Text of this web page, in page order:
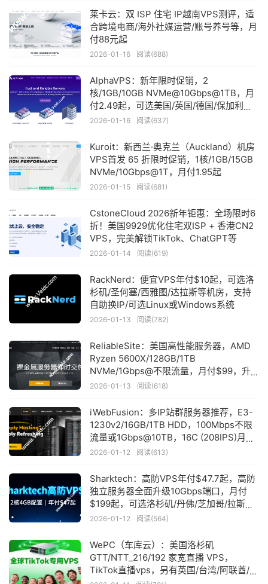
莱卡云：双 ISP 住宅 IP越南VPS测评，适
合跨境电商/海外社媒运营/账号养号等，月
付88元起
2026-01-16 阅读(688)
AlphaVPS：新年限时促销，2
核/1GB/10GB NVMe@10Gbps@1TB，月
付2.49起，可选美国/英国/德国/保加利亚
等7大机房
2026-01-16 阅读(637)
Kuroit：新西兰·奥克兰（Auckland）机房
VPS首发 65 折限时促销，1核/1GB/15GB
NVMe/10Gbps@1T，月付1.95起
2026-01-15 阅读(681)
CstoneCloud 2026新年钜惠：全场限时6
折！美国9929优化住宅双ISP + 香港CN2
VPS，完美解锁TikTok、ChatGPT等
2026-01-14 阅读(619)
RackNerd：便宜VPS年付$10起，可选洛
杉矶/圣何塞/西雅图/达拉斯等机房，支持
自助换IP/可选Linux或Windows系统
2026-01-13 阅读(782)
ReliableSite：美国高性能服务器，AMD
Ryzen 5600X/128GB/1TB
NVMe/1Gbps@不限流量，月付$99，升
级到2Gbps+$20，可选纽约/迈阿密/洛杉
2026-01-13 阅读(618)
iWebFusion：多IP站群服务器推荐，E3-
1230v2/16GB/1TB HDD，100Mbps不限
流量或1Gbps@10TB，16C (208IPS)月付
$164起
2026-01-12 阅读(613)
Sharktech：高防VPS年付$47.7起，高防
独立服务器全面升级10Gbps端口，月付
$199起，可选洛杉矶/丹佛/芝加哥/拉斯维
加斯/荷兰机房
2026-01-12 阅读(564)
WePC（车库云）：美国洛杉矶
GTT/NTT_216/192 家宽直播 VPS，
TikTok直播vps，另有英国/台湾/阿联酋/越